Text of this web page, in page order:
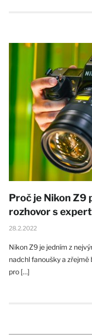
Proč je Nikon Z9
rozhovor s
28.2.2022
Nikon Z9 je jedním z
nadchl fanoušky a
pro […]